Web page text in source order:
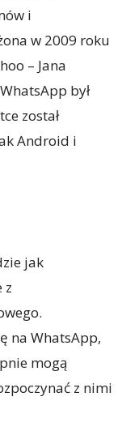
i
w 2009 roku
– Jana
był
został
Android i
jak
z
na WhatsApp,
mogą
z nimi